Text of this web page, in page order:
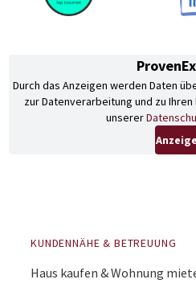
KUNDENNÄHE & BETREUUNG
Haus kaufen & Wohnung